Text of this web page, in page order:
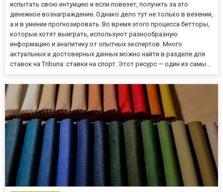
испытать свою интуицию и если повезет, получить за это
денежное вознаграждение. Однако дело тут не только в везении,
а и в умении прогнозировать. Во время этого процесса бетторы,
которые хотят выиграть, используют разнообразную
информацию и аналитику от опытных экспертов. Много
актуальных и достоверных данных можно найти в разделе для
ставок на Tribuna: ставки на спорт. Этот ресурс — один из самы...